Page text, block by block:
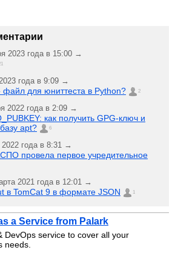
2023 года в 15:00 →
года в 9:09 →
файл для юниттеста в Python? 2
2022 года в 2:09 →
как получить GPG-ключ и
apt?
6
2022 года в 8:31 →
провела первое учредительное
2021 года в 12:01 →
в TomCat 9 в формате JSON 1
a Service from Palark
DevOps service to cover all your
needs.